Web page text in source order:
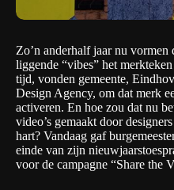
Zo’n anderhalf jaar nu vormen
liggende “vibes” het
tijd, vonden gemeente,
Design Agency, om dat merk
activeren. En hoe zou dat nu
video’s gemaakt door
hart? Vandaag gaf
einde van zijn
voor de campagne “Share the